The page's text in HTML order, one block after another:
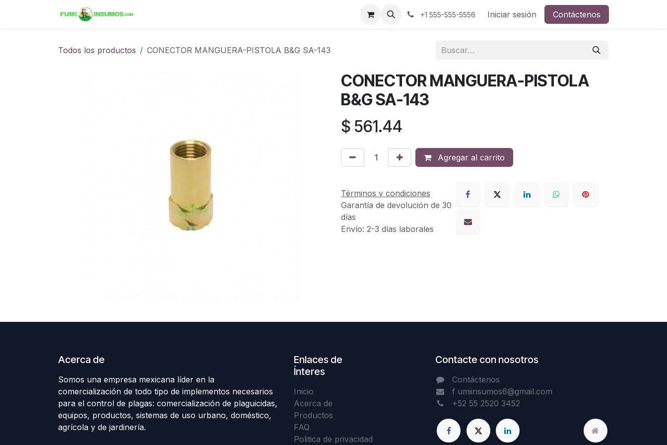
+1 555-555-5556 Iniciar sesión Contáctenos
Todos los productos CONECTOR MANGUERA-PISTOLA B&G SA-143
CONECTOR MANGUERA-PISTOLA
B&G SA-143
$ 561.44
Agregar al carrito
Términos y condiciones
Garantía de devolución de 30
días
Envío: 2-3 días laborales
Acerca de
Somos una empresa mexicana líder en la
comercialización de todo tipo de implementos necesarios
para el control de plagas: comercialización de plaguicidas,
equipos, productos, sistemas de uso urbano, doméstico,
agrícola y de jardinería.
Enlaces de
Ínteres
Inicio
Acerca de
Productos
FAQ
Politica de privacidad
Contacte con nosotros
Contáctenos
f umiinsumos6@gmail.com
+52 55 2520 3452